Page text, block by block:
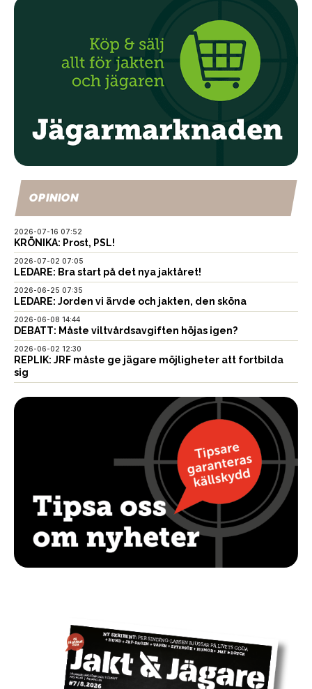
OPINION
2026-07-16 07:52
KRÖNIKA: Prost, PSL!
2026-07-02 07:05
LEDARE: Bra start på det nya jaktåret!
2026-06-25 07:35
LEDARE: Jorden vi ärvde och jakten, den sköna
2026-06-08 14:44
DEBATT: Måste viltvårdsavgiften höjas igen?
2026-06-02 12:30
REPLIK: JRF måste ge jägare möjligheter att fortbilda
sig